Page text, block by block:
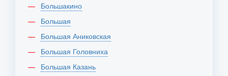
Большакино
Большая
Большая Аниковская
Большая Головниха
Большая Казань